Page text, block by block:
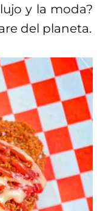
y la moda?
del planeta.